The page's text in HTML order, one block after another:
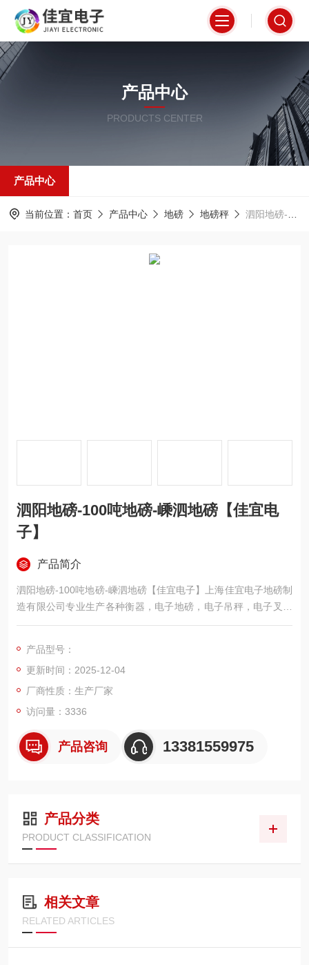
产品中心
PRODUCTS CENTER
产品中心
当前位置： 首页 产品中心 地磅 地磅秤 泗阳地磅-100吨地磅-嵊泗地磅【佳宜电子】
泗阳地磅-100吨地磅-嵊泗地磅【佳宜电
子】
产品简介
泗阳地磅-100吨地磅-嵊泗地磅【佳宜电子】上海佳宜电子地磅制
造有限公司专业生产各种衡器，电子地磅，电子吊秤，电子叉车
秤，电子汽车衡，移动地磅，超低地磅， 防爆地磅，带打印地
动式汽车衡，出口式地磅，欢迎新老客户前来咨询，
产品型号：
更新时间：2025-12-04
厂商性质：生产厂家
访问量：3336
产品咨询 13381559975
产品分类
PRODUCT CLASSIFICATION
相关文章
RELATED ARTICLES